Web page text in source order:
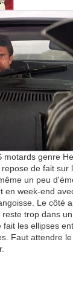
motards genre
de fait sur
un peu
en week-end
Le côté
trop dans
fait les ellipses
Faut attendre